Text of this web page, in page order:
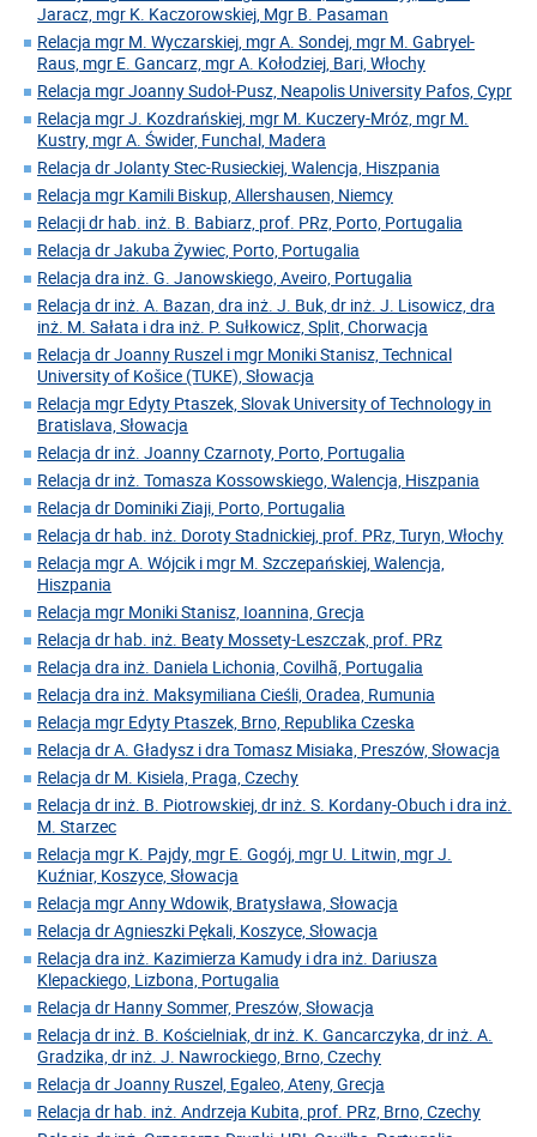
Jaracz, mgr K. Kaczorowskiej, Mgr B. Pasaman
Relacja mgr M. Wyczarskiej, mgr A. Sondej, mgr M. Gabryel-
Raus, mgr E. Gancarz, mgr A. Kołodziej, Bari, Włochy
Relacja mgr Joanny Sudoł-Pusz, Neapolis University Pafos, Cypr
Relacja mgr J. Kozdrańskiej, mgr M. Kuczery-Mróz, mgr M.
Kustry, mgr A. Świder, Funchal, Madera
Relacja dr Jolanty Stec-Rusieckiej, Walencja, Hiszpania
Relacja mgr Kamili Biskup, Allershausen, Niemcy
Relacji dr hab. inż. B. Babiarz, prof. PRz, Porto, Portugalia
Relacja dr Jakuba Żywiec, Porto, Portugalia
Relacja dra inż. G. Janowskiego, Aveiro, Portugalia
Relacja dr inż. A. Bazan, dra inż. J. Buk, dr inż. J. Lisowicz, dra
inż. M. Sałata i dra inż. P. Sułkowicz, Split, Chorwacja
Relacja dr Joanny Ruszel i mgr Moniki Stanisz, Technical
University of Košice (TUKE), Słowacja
Relacja mgr Edyty Ptaszek, Slovak University of Technology in
Bratislava, Słowacja
Relacja dr inż. Joanny Czarnoty, Porto, Portugalia
Relacja dr inż. Tomasza Kossowskiego, Walencja, Hiszpania
Relacja dr Dominiki Ziaji, Porto, Portugalia
Relacja dr hab. inż. Doroty Stadnickiej, prof. PRz, Turyn, Włochy
Relacja mgr A. Wójcik i mgr M. Szczepańskiej, Walencja,
Hiszpania
Relacja mgr Moniki Stanisz, Ioannina, Grecja
Relacja dr hab. inż. Beaty Mossety-Leszczak, prof. PRz
Relacja dra inż. Daniela Lichonia, Covilhã, Portugalia
Relacja dra inż. Maksymiliana Cieśli, Oradea, Rumunia
Relacja mgr Edyty Ptaszek, Brno, Republika Czeska
Relacja dr A. Gładysz i dra Tomasz Misiaka, Preszów, Słowacja
Relacja dr M. Kisiela, Praga, Czechy
Relacja dr inż. B. Piotrowskiej, dr inż. S. Kordany-Obuch i dra inż.
M. Starzec
Relacja mgr K. Pajdy, mgr E. Gogój, mgr U. Litwin, mgr J.
Kuźniar, Koszyce, Słowacja
Relacja mgr Anny Wdowik, Bratysława, Słowacja
Relacja dr Agnieszki Pękali, Koszyce, Słowacja
Relacja dra inż. Kazimierza Kamudy i dra inż. Dariusza
Klepackiego, Lizbona, Portugalia
Relacja dr Hanny Sommer, Preszów, Słowacja
Relacja dr inż. B. Kościelniak, dr inż. K. Gancarczyka, dr inż. A.
Gradzika, dr inż. J. Nawrockiego, Brno, Czechy
Relacja dr Joanny Ruszel, Egaleo, Ateny, Grecja
Relacja dr hab. inż. Andrzeja Kubita, prof. PRz, Brno, Czechy